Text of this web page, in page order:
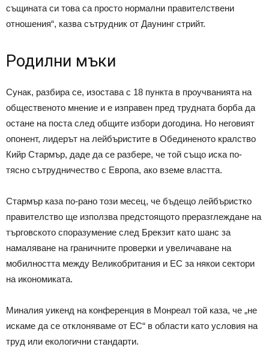
същината си това са просто нормални правителствени
отношения“, казва сътрудник от Даунинг стрийт.
Родилни мъки
Сунак, разбира се, изостава с 18 пункта в проучванията на
общественото мнение и е изправен пред трудната борба да
остане на поста след общите избори догодина. Но неговият
опонент, лидерът на лейбъристите в Обединеното кралство
Кийр Стармър, даде да се разбере, че той също иска по-
тясно сътрудничество с Европа, ако вземе властта.
Стармър каза по-рано този месец, че бъдещо лейбъристко
правителство ще използва предстоящото преразглеждане на
търговското споразумение след Брекзит като шанс за
намаляване на граничните проверки и увеличаване на
мобилността между Великобритания и ЕС за някои сектори
на икономиката.
Миналия уикенд на конференция в Монреал той каза, че „не
искаме да се отклоняваме от ЕС“ в области като условия на
труд или екологични стандарти.